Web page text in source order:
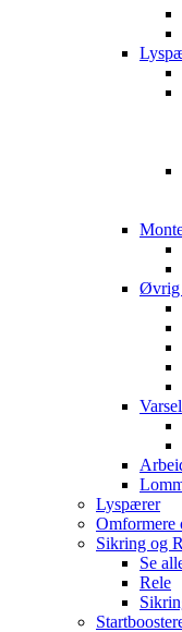
Øvrig
Lyspærer
Omformere
Sikring og
Se
Rele